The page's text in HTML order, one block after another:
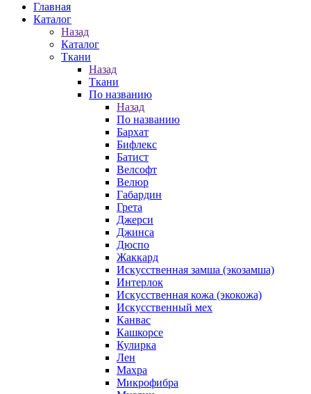
Главная
Каталог
Назад
Каталог
Ткани
Назад
Ткани
По названию
Назад
По названию
Бархат
Бифлекс
Батист
Велсофт
Велюр
Габардин
Грета
Джерси
Джинса
Дюспо
Жаккард
Искусственная замша (экозамша)
Интерлок
Искусственная кожа (экокожа)
Искусственный мех
Канвас
Кашкорсе
Кулирка
Лен
Махра
Микрофибра